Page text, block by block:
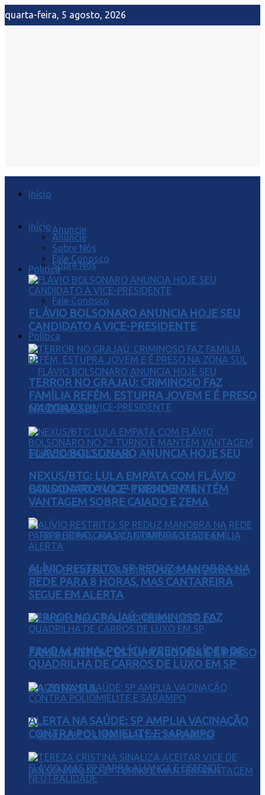
quarta-feira, 5 agosto, 2026
Início
Anuncie
Sobre Nós
Fale Conosco
Política
FLÁVIO BOLSONARO ANUNCIA HOJE SEU
CANDIDATO A VICE-PRESIDENTE
TERROR NO GRAJAÚ: CRIMINOSO FAZ
FAMÍLIA REFÉM, ESTUPRA JOVEM E É PRESO
NA ZONA SUL
Início
Anuncie
Sobre Nós
Fale Conosco
Política
FLÁVIO BOLSONARO ANUNCIA HOJE SEU
CANDIDATO A VICE-PRESIDENTE
TERROR NO GRAJAÚ: CRIMINOSO FAZ
FAMÍLIA REFÉM, ESTUPRA JOVEM E É PRESO
NA ZONA SUL
NEXUS/BTG: LULA EMPATA COM FLÁVIO
BOLSONARO NO 2º TURNO E MANTÉM
VANTAGEM SOBRE CAIADO E ZEMA
ALÍVIO RESTRITO: SP REDUZ MANOBRA NA
REDE PARA 8 HORAS, MAS CANTAREIRA
SEGUE EM ALERTA
FIM DA LINHA: POLÍCIA PRENDE LÍDER DE
QUADRILHA DE CARROS DE LUXO EM SP
ALERTA NA SAÚDE: SP AMPLIA VACINAÇÃO
CONTRA POLIOMIELITE E SARAMPO